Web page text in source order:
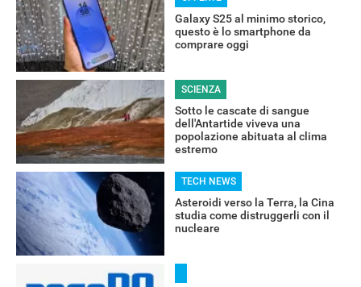
Galaxy S25 al minimo storico,
questo è lo smartphone da
comprare oggi
SCIENZA
Sotto le cascate di sangue
dell'Antartide viveva una
popolazione abituata al clima
estremo
TECH NEWS
Asteroidi verso la Terra, la Cina
studia come distruggerli con il
nucleare